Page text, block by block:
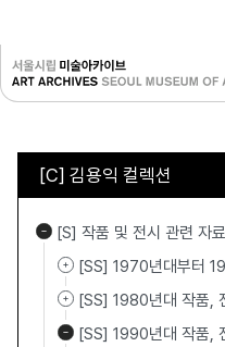
[C] 김용익 컬렉션
[S] 작품 및 전시 관련 자료
[SS] 1970년대부터
[SS] 1980년대 작품,
[SS] 1990년대 작품,